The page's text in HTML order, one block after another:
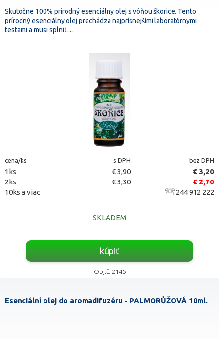
Skutočne 100% prírodný esenciálny olej s vôňou škorice. Tento
prírodný esenciálny olej prechádza najprísnejšími laboratórnymi
testami a musi splniť…
cena/ks s DPH bez DPH
1ks € 3,90
€ 3,20
2ks
€ 3,30
€ 2,70
10ks a viac
244 912 222
SKLADEM
kúpiť
Obj.č. 2145
Esenciální olej do aromadifuzéru - PALMORŮŽOVÁ 10ml.